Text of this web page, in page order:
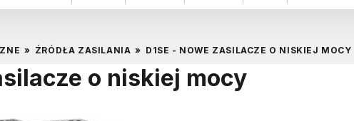
» ŹRÓDŁA ZASILANIA » D1SE - NOWE ZASILACZE O NISKIEJ MOCY
o niskiej mocy